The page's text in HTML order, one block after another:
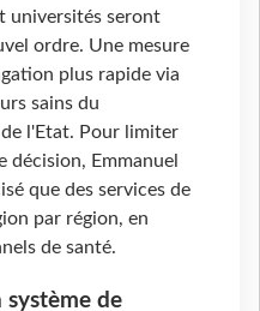
universités seront
ordre. Une mesure
plus rapide via
sains du
l'Etat. Pour limiter
décision, Emmanuel
que des services de
par région, en
de santé.
système de